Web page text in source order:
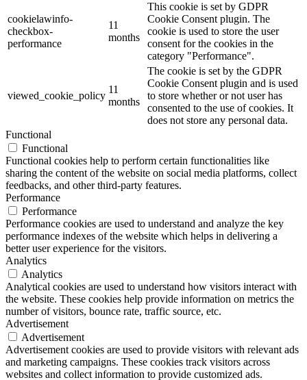
cookielawinfo-
checkbox-
performance
11
months
This cookie is set by GDPR
Cookie Consent plugin. The
cookie is used to store the user
consent for the cookies in the
category "Performance".
viewed_cookie_policy
11
months
The cookie is set by the GDPR
Cookie Consent plugin and is used
to store whether or not user has
consented to the use of cookies. It
does not store any personal data.
Functional
Functional
Functional cookies help to perform certain functionalities like
sharing the content of the website on social media platforms, collect
feedbacks, and other third-party features.
Performance
Performance
Performance cookies are used to understand and analyze the key
performance indexes of the website which helps in delivering a
better user experience for the visitors.
Analytics
Analytics
Analytical cookies are used to understand how visitors interact with
the website. These cookies help provide information on metrics the
number of visitors, bounce rate, traffic source, etc.
Advertisement
Advertisement
Advertisement cookies are used to provide visitors with relevant ads
and marketing campaigns. These cookies track visitors across
websites and collect information to provide customized ads.